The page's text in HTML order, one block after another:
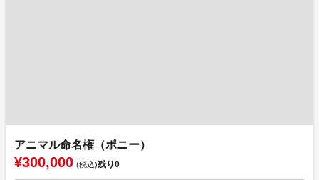
アニマル命名権（ポニー）
¥300,000 (税込)残り0